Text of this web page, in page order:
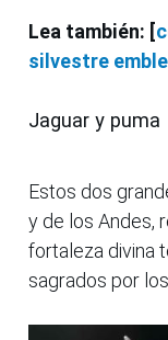
Lea también: [
silvestre
Jaguar y puma
Estos dos
y de los Andes,
fortaleza divina
sagrados por